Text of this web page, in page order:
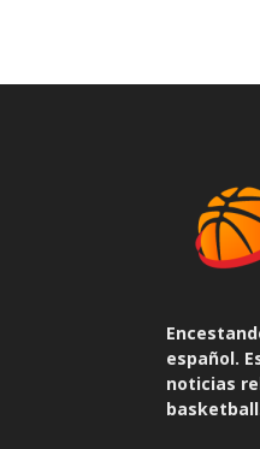
español.
noticias